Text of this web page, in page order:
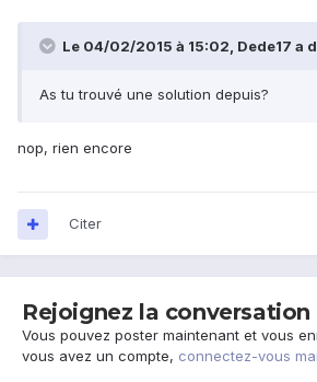
Le 04/02/2015 à 15:02, Dede17 a
As tu trouvé une solution depuis?
nop, rien encore
Citer
Rejoignez la conversation
Vous pouvez poster maintenant et vous
vous avez un compte, connectez-vous